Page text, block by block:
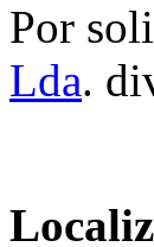
Por
Lda.